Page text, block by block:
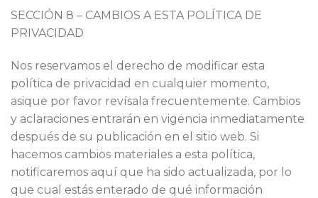
SECCIÓN 8 – CAMBIOS A ESTA POLÍTICA DE
PRIVACIDAD
Nos reservamos el derecho de modificar esta
política de privacidad en cualquier momento,
asique por favor revísala frecuentemente. Cambios
y aclaraciones entrarán en vigencia inmediatamente
después de su publicación en el sitio web. Si
hacemos cambios materiales a esta política,
notificaremos aquí que ha sido actualizada, por lo
que cual estás enterado de qué información